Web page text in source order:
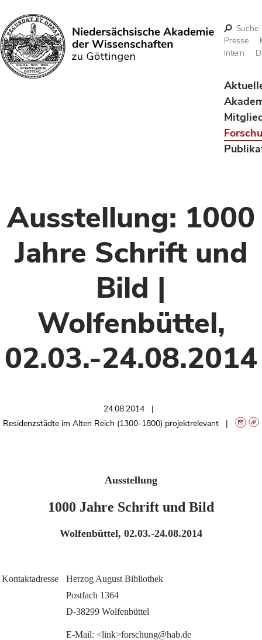
Suchen
Suche
Presse
Intern
Ausstellung: 1000
Jahre Schrift und
Bild |
Wolfenbüttel,
02.03.-24.08.2014
24.08.2014
Residenzstädte im Alten Reich (1300-1800) projektrelevant
Ausstellung
1000 Jahre Schrift und Bild
Wolfenbüttel, 02.03.-24.08.2014
Kontaktadresse
Herzog August Bibliothek
Postfach 1364
D-38299 Wolfenbüttel
E-Mail: <link>forschung@hab.de